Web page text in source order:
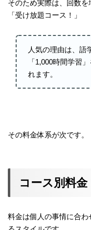
そのため実際は、回数
「受け放題コース！」
人気の理由は、語
「1,000時間学習
れます。
その料金体系が次です。
コース別料金
料金は個人の事情に合